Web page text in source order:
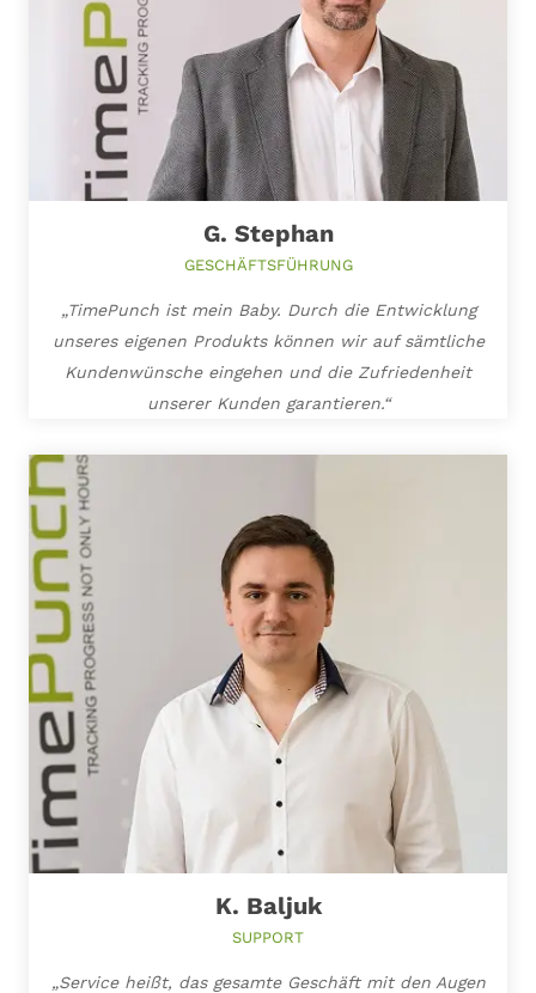
G. Stephan
GESCHÄFTSFÜHRUNG
„TimePunch ist mein Baby. Durch die Entwicklung
unseres eigenen Produkts können wir auf sämtliche
Kundenwünsche eingehen und die Zufriedenheit
unserer Kunden garantieren.“
K. Baljuk
SUPPORT
„Service heißt, das gesamte Geschäft mit den Augen